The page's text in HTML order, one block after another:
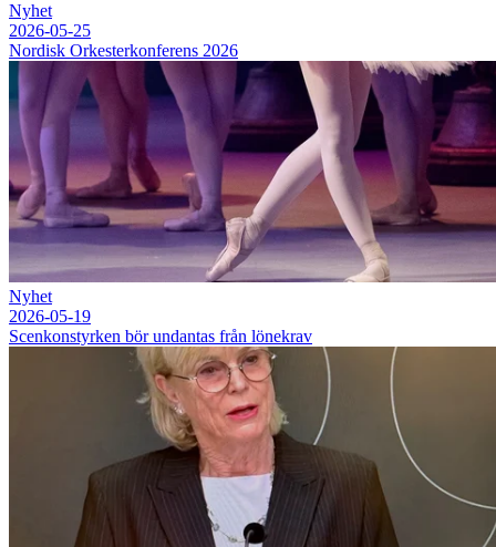
Nyhet
2026-05-25
Nordisk Orkesterkonferens 2026
Nyhet
2026-05-19
Scenkonstyrken bör undantas från lönekrav